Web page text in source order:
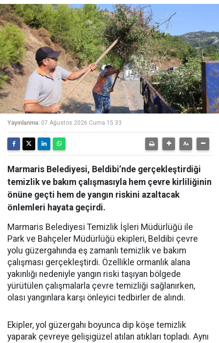
Yayınlanma: 07 Ağustos 2026 Cuma 15:33
Marmaris Belediyesi, Beldibi’nde gerçekleştirdiği
temizlik ve bakım çalışmasıyla hem çevre kirliliğinin
önüne geçti hem de yangın riskini azaltacak
önlemleri hayata geçirdi.
Marmaris Belediyesi Temizlik İşleri Müdürlüğü ile
Park ve Bahçeler Müdürlüğü ekipleri, Beldibi çevre
yolu güzergahında eş zamanlı temizlik ve bakım
çalışması gerçekleştirdi. Özellikle ormanlık alana
yakınlığı nedeniyle yangın riski taşıyan bölgede
yürütülen çalışmalarla çevre temizliği sağlanırken,
olası yangınlara karşı önleyici tedbirler de alındı.
Ekipler, yol güzergahı boyunca dip köşe temizlik
yaparak çevreye gelişigüzel atılan atıkları topladı. Aynı